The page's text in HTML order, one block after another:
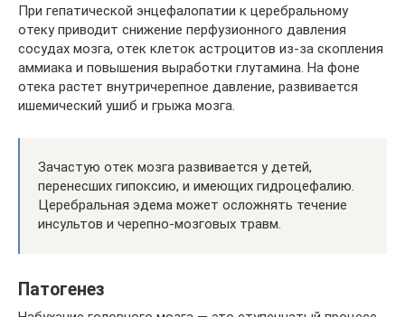
При гепатической энцефалопатии к церебральному
отеку приводит снижение перфузионного давления
сосудах мозга, отек клеток астроцитов из-за скопления
аммиака и повышения выработки глутамина. На фоне
отека растет внутричерепное давление, развивается
ишемический ушиб и грыжа мозга.
Зачастую отек мозга развивается у детей,
перенесших гипоксию, и имеющих гидроцефалию.
Церебральная эдема может осложнять течение
инсультов и черепно-мозговых травм.
Патогенез